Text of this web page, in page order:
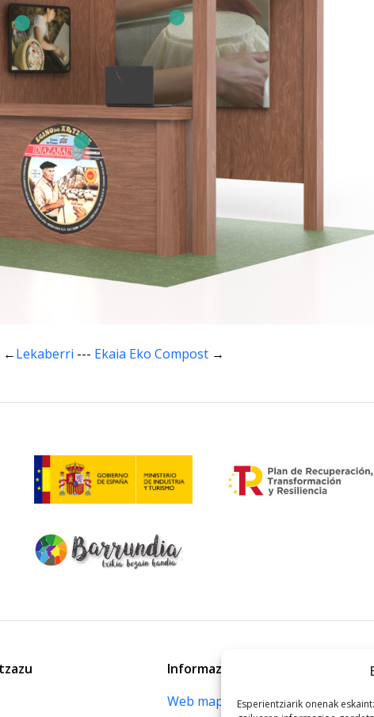
Esperientziarik onenak
←Lekaberri --- Ekaia Eko Compost→
Informazioa
Web mapa